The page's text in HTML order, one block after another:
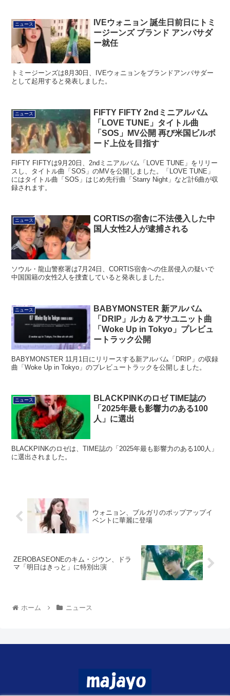
ニュース
IVEウォニョン 誕生日前日にトミ
ージーンズ ブランド アンバサダ
ー就任
トミージーンズは8月30日、IVEウォニョンをブランドアンバサダー
として起用すると発表しました。
ニュース
FIFTY FIFTY 2ndミニアルバム
「LOVE TUNE」タイトル曲
「SOS」MV公開 再び米国ビルボ
ード上位を目指す
FIFTY FIFTYは9月20日、2ndミニアルバム「LOVE TUNE」をリリー
スし、タイトル曲「SOS」のMVを公開しました。「LOVE TUNE」
にはタイトル曲「SOS」はじめ先行曲「Starry Night」など計6曲が収
録されます。
ニュース
CORTISの宿舎に不法侵入した中
国人女性2人が逮捕される
ソウル・龍山警察署は7月24日、CORTIS宿舎への住居侵入の疑いで
中国国籍の女性2人を捜査していると発表しました。
ニュース
BABYMONSTER 新アルバム
「DRIP」ルカ＆アサユニット曲
「Woke Up in Tokyo」プレビュ
ートラック公開
BABYMONSTER 11月1日にリリースする新アルバム「DRIP」の収録
曲「Woke Up in Tokyo」のプレビュートラックを公開しました。
ニュース
BLACKPINKのロゼ TIME誌の
「2025年最も影響力のある100
人」に選出
BLACKPINKのロゼは、TIME誌の「2025年最も影響力のある100人」
に選出されました。
ウォニョン、ブルガリのポップアップイ
ベントに華麗に登場
ZEROBASEONEのキム・ジウン、ドラ
マ「明日はきっと」に特別出演
ホーム ニュース